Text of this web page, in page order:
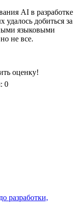
AI в разработке
удалось добиться за
языковыми
не все.
оценку!
0